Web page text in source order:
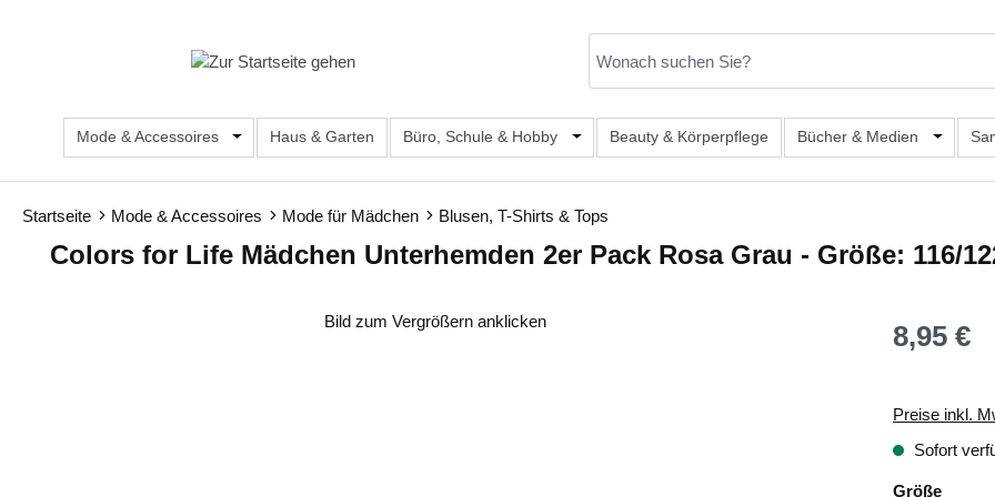
Mode & Accessoires Öffne oder Schließe das Dropdown der Kategorie Mode & Accessoires
Haus & Garten Büro, Schule & Hobby Öffne oder Schließe das Dropdown der Kategorie Büro,
Beauty & Körperpflege Bücher & Medien Öffne
Startseite Mode & Accessoires Mode für Mädchen Blusen, T-Shirts & Tops
Colors for Life Mädchen Unterhemden 2er Pack Rosa Grau - Größe: 116/
Bild zum Vergrößern anklicken
Regulärer
8,95 €
Preise inkl.
Sofort
Größe